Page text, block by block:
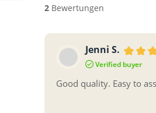
2 Bewertungen
Jenni S.
Verified buyer
Good quality. Easy to